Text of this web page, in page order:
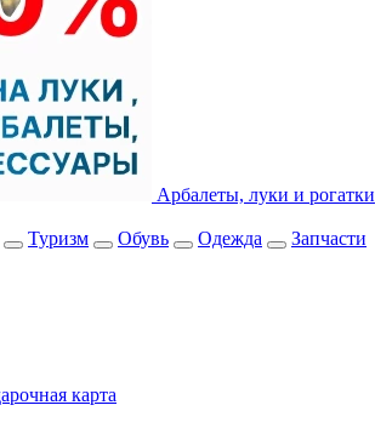
Арбалеты, луки и рогатки
Туризм Обувь Одежда Запчасти
карта